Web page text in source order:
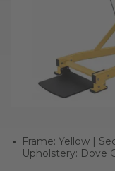
Frame: Yellow |
Upholstery: Dove